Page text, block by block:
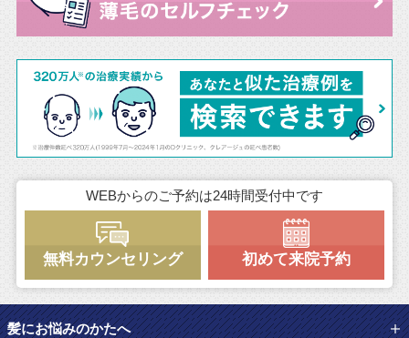
WEBからのご予約は24時間受付中です
無料カウンセリング 初めて来院予約
髪にお悩みのかたへ